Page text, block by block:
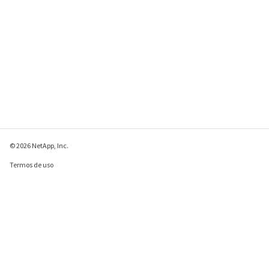
© 2026 NetApp, Inc.
Termos de uso